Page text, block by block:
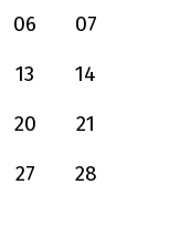
06
07
13
14
20
21
27
28